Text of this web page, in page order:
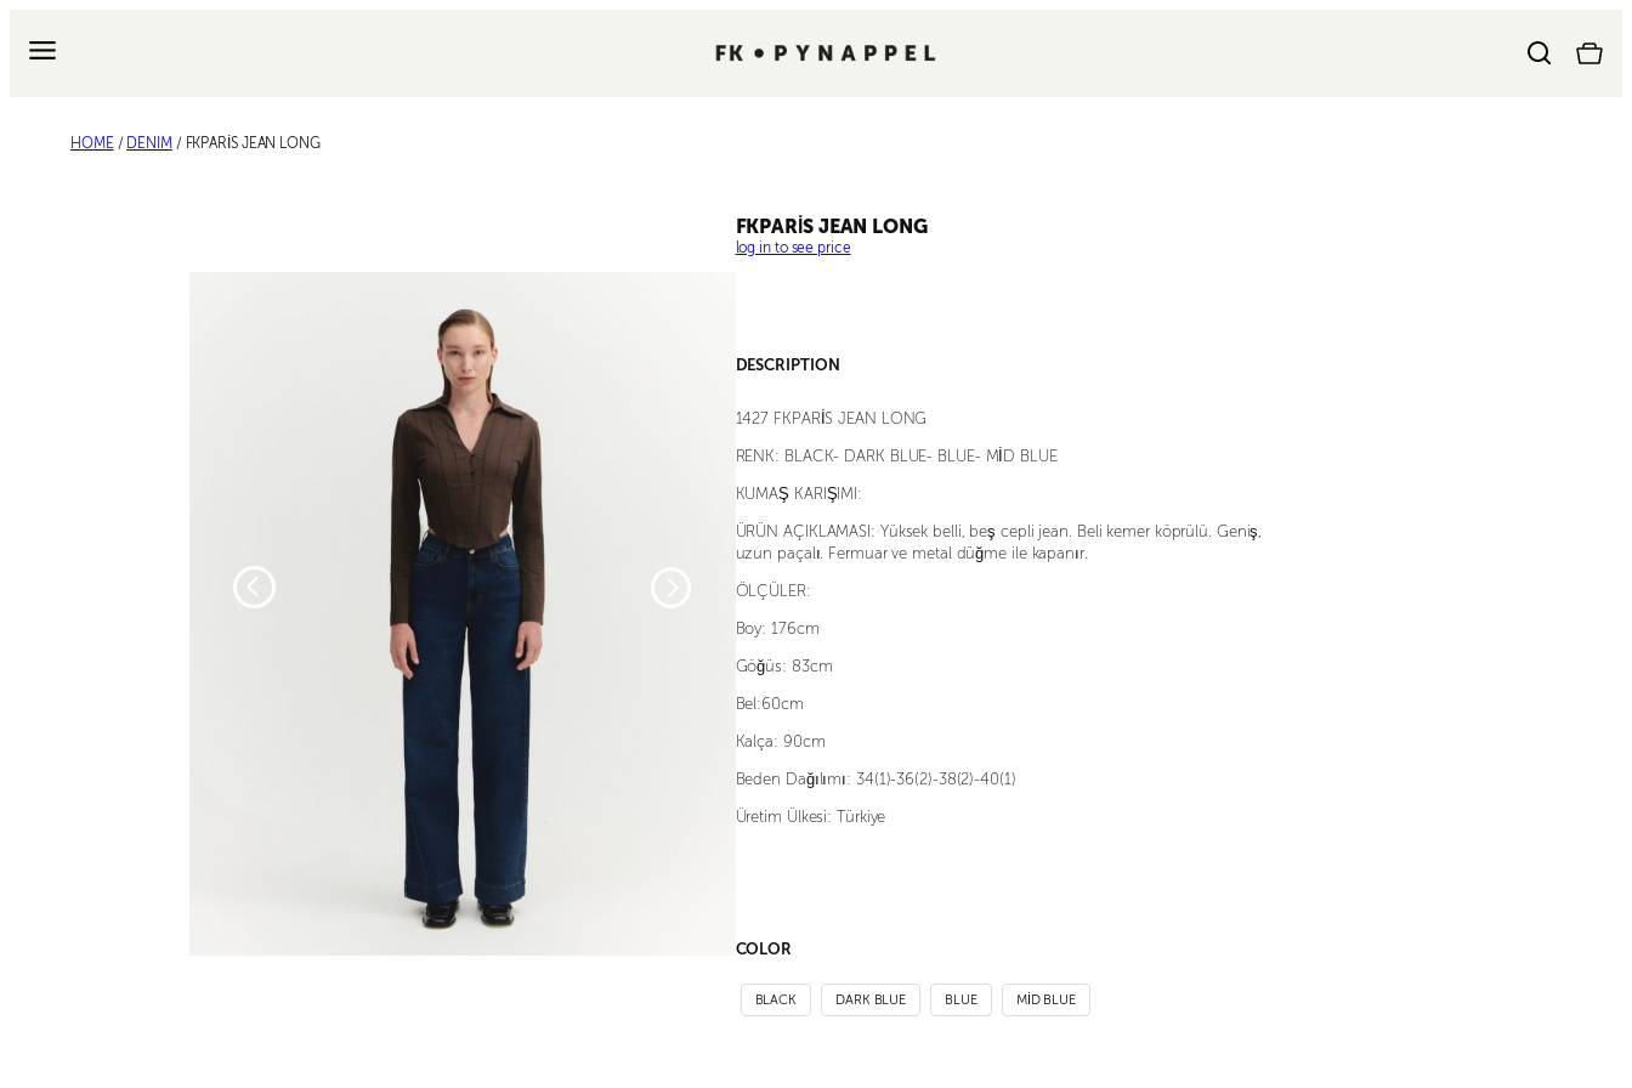
to
HOME/ DENIM/ FKPARİS JEAN LONG
FKPARİS JEAN LONG
log in to see price
DESCRIPTION
1427 FKPARİS JEAN LONG
RENK: BLACK- DARK BLUE- BLUE- MİD BLUE
KUMAŞ KARIŞIMI:
ÜRÜN AÇIKLAMASI: Yüksek belli, beş cepli jean. Beli kemer köprülü. Geniş,
uzun paçalı. Fermuar ve metal düğme ile kapanır.
ÖLÇÜLER:
Boy: 176cm
Göğüs: 83cm
Bel:60cm
Kalça: 90cm
Beden Dağılımı: 34(1)-36(2)-38(2)-40(1)
Üretim Ülkesi: Türkiye
COLOR
BLACK DARK BLUE BLUE MİD BLUE